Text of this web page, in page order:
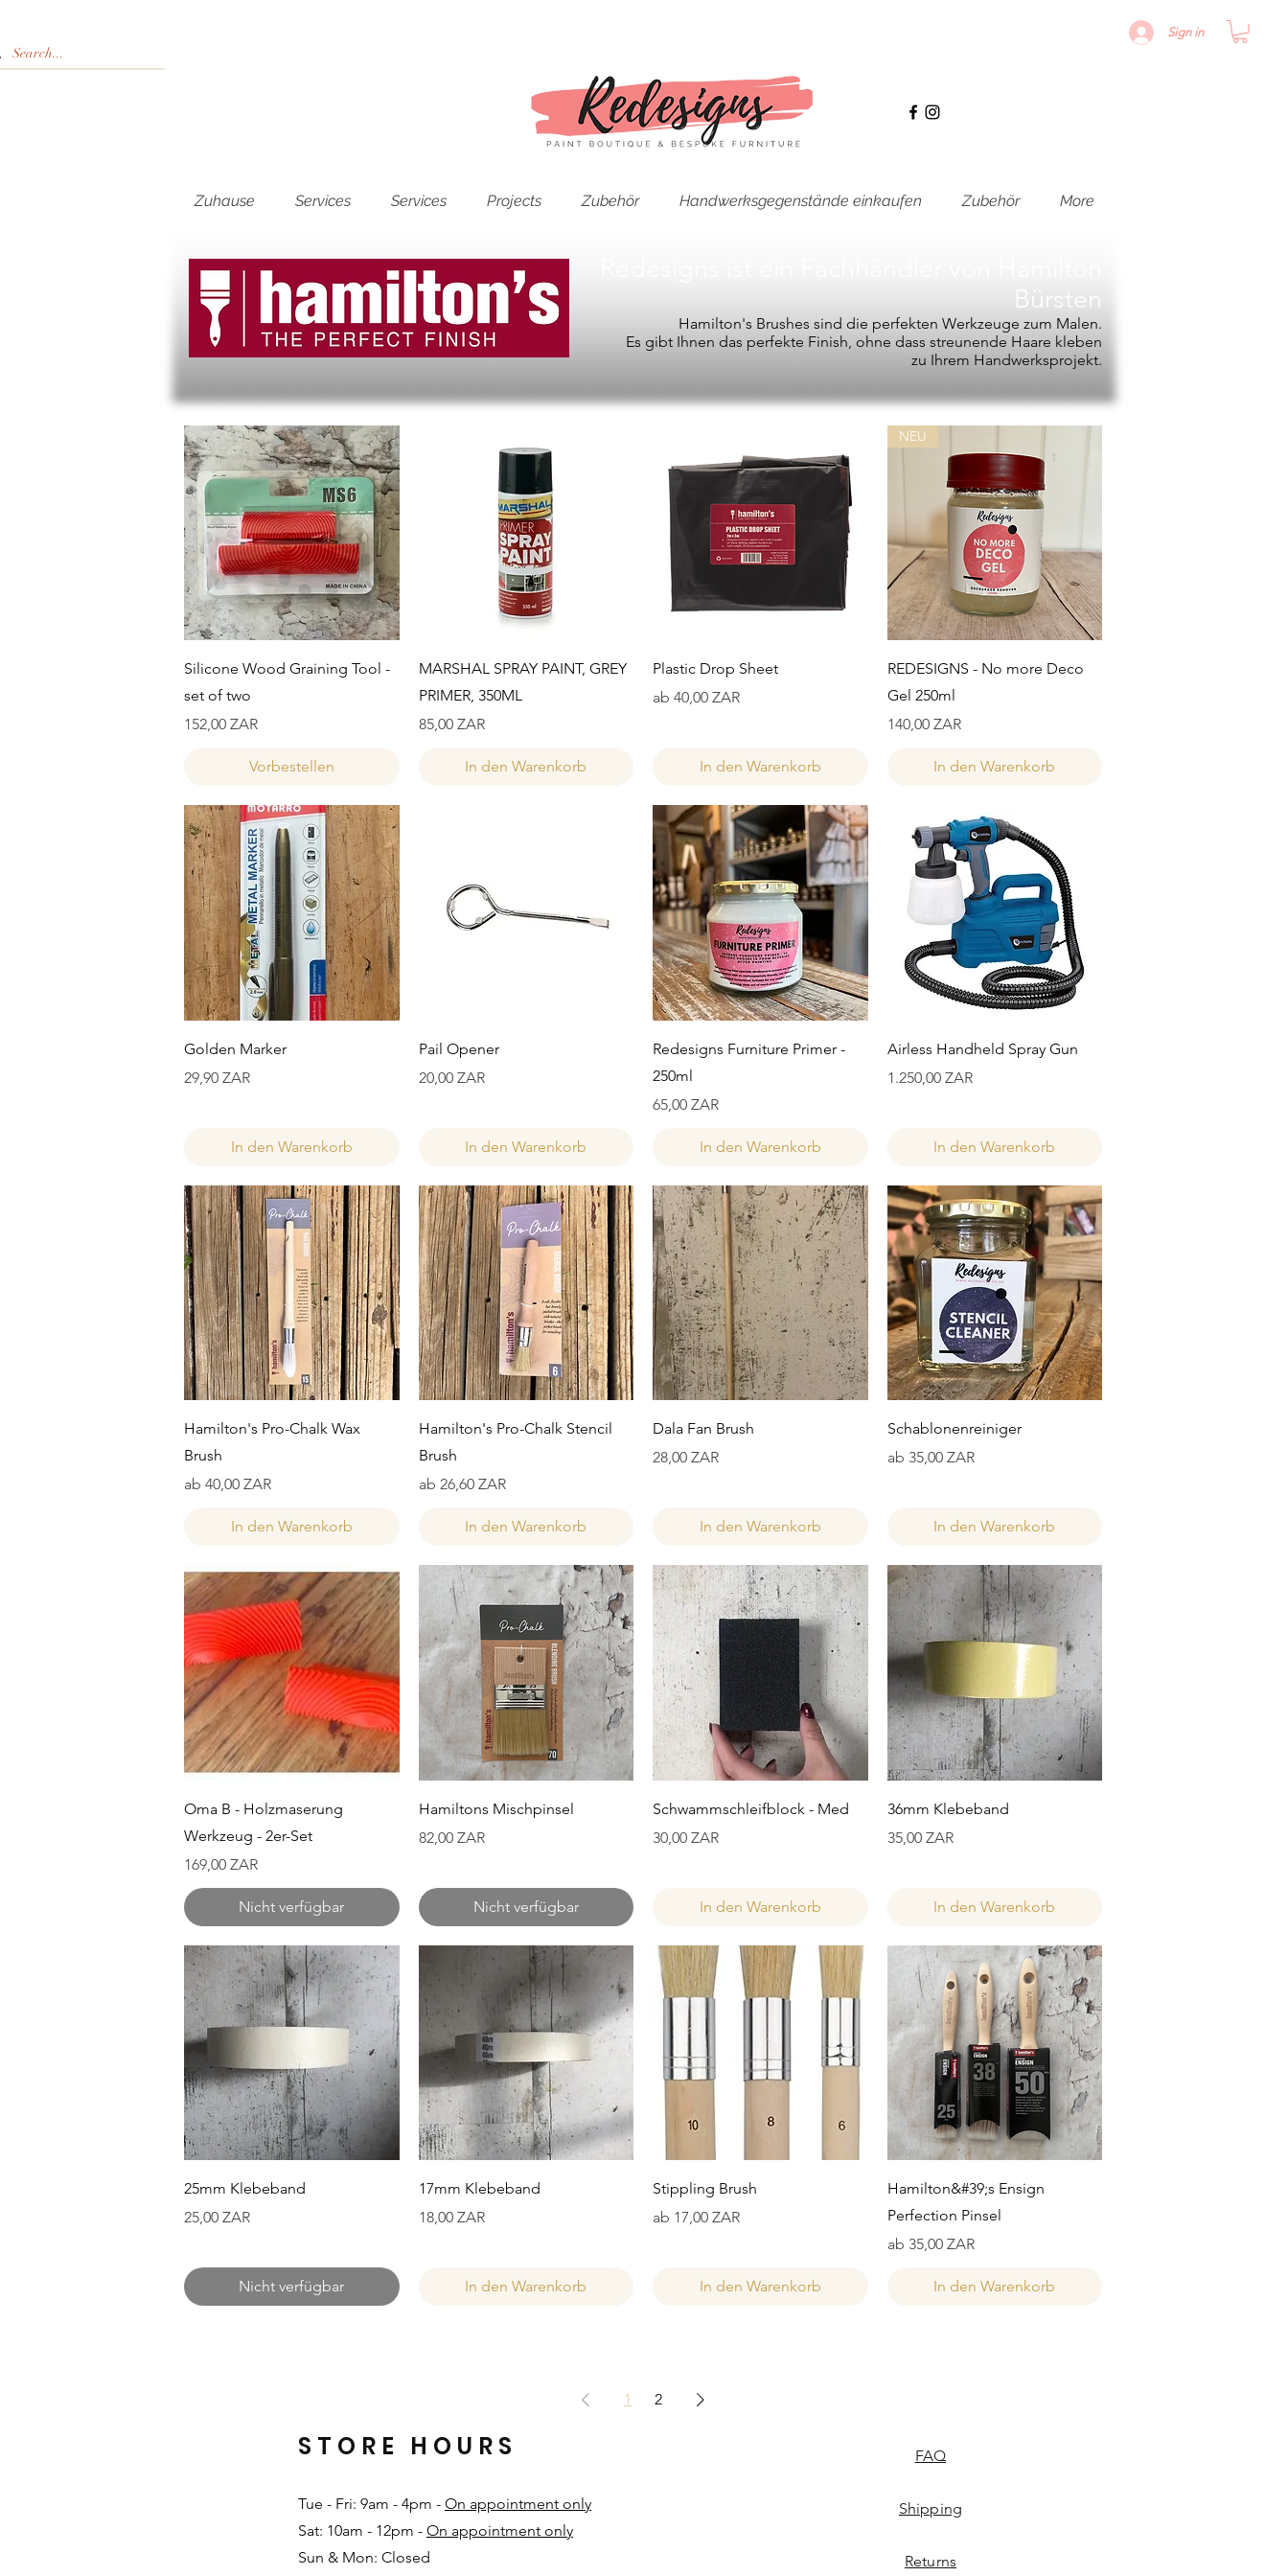
Sign in
Zuhause Services Services Projects Zubehör Handwerksgegenstände einkaufen Zubehör More
Bürsten
Hamilton's Brushes sind die perfekten Werkzeuge zum Malen.
Es gibt Ihnen das perfekte Finish, ohne dass streunende Haare kleben
zu Ihrem Handwerksprojekt.
Schnellansicht
Silicone Wood Graining Tool -
set of two
Preis
152,00 ZAR
Vorbestellen
Schnellansicht
MARSHAL SPRAY PAINT, GREY
PRIMER, 350ML
Preis
85,00 ZAR
In den Warenkorb
Schnellansicht
Plastic Drop Sheet
ab 40,00 ZAR
Sale-Preis
In den Warenkorb
Schnellansicht
NEU
REDESIGNS - No more Deco
Gel 250ml
Preis
140,00 ZAR
In den Warenkorb
Schnellansicht
Golden Marker
Preis
29,90 ZAR
In den Warenkorb
Schnellansicht
Pail Opener
Preis
20,00 ZAR
In den Warenkorb
Schnellansicht
Redesigns Furniture Primer -
250ml
Preis
65,00 ZAR
In den Warenkorb
Schnellansicht
Airless Handheld Spray Gun
Preis
1.250,00 ZAR
In den Warenkorb
Schnellansicht
Hamilton's Pro-Chalk Wax
Brush
ab 40,00 ZAR
Sale-Preis
In den Warenkorb
Schnellansicht
Hamilton's Pro-Chalk Stencil
Brush
ab 26,60 ZAR
Sale-Preis
In den Warenkorb
Schnellansicht
Dala Fan Brush
Preis
28,00 ZAR
In den Warenkorb
Schnellansicht
Schablonenreiniger
ab 35,00 ZAR
Sale-Preis
In den Warenkorb
Schnellansicht
Oma B - Holzmaserung
Werkzeug - 2er-Set
Preis
169,00 ZAR
Nicht verfügbar
Schnellansicht
Hamiltons Mischpinsel
Preis
82,00 ZAR
Nicht verfügbar
Schnellansicht
Schwammschleifblock - Med
Preis
30,00 ZAR
In den Warenkorb
Schnellansicht
36mm Klebeband
Preis
35,00 ZAR
In den Warenkorb
Schnellansicht
25mm Klebeband
Preis
25,00 ZAR
Nicht verfügbar
Schnellansicht
17mm Klebeband
Preis
18,00 ZAR
In den Warenkorb
Schnellansicht
Stippling Brush
ab 17,00 ZAR
Sale-Preis
In den Warenkorb
Schnellansicht
Hamilton&#39;s Ensign
Perfection Pinsel
ab 35,00 ZAR
Sale-Preis
In den Warenkorb
1 2
Tue - Fri: 9am - 4pm - On appointment only
Sat: 10am - 12pm - On appointment only
Sun & Mon: Closed​
STORE HOURS FAQ
Shipping
Returns